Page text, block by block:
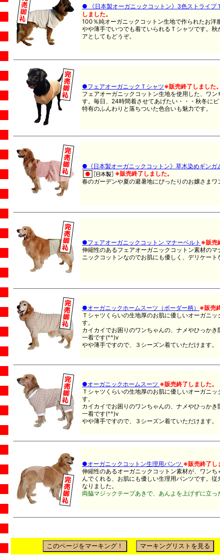
● 《日本製オーガニックコットン》3色ストライプ
しました。
100％純オーガニックコットン生地で作られたお洋
やや薄手でいつでも着ていられるＴシャツです。
アとしてもどうぞ。
●フェアオーガニックＴシャツ※販売終了しました
フェアオーガニックコットン生地を使用した、ワ
す。毎日、24時間着させてあげたい・・・秋冬に
特有のふんわりと落ちついた色合いも魅力です。
●《日本製オーガニックコットン》草木染めギンガ
※販売終了しました。
春のガーデンや夏の避暑地にぴったりのお嬢さまワ
●フェアオーガニックコットン マナーベルト ※販売
伸縮性のあるフェアオーガニックコットン素材の
ニックコットンなのでお肌にも優しく、デリケー
●オーガニックホームスーツ（ボーダー柄） ※販売
Ｔシャツくらいの生地厚のお肌に優しいオーガニ
す。
カイカイでお困りのワンちゃんの、ナメやひっか
一着です(^^)v
やや薄手ですので、３シーズン着ていただけます。
●オーガニックホームスーツ ※販売終了しました。
Ｔシャツくらいの生地厚のお肌に優しいオーガニ
す。
カイカイでお困りのワンちゃんの、ナメやひっか
一着です(^^)v
やや薄手ですので、３シーズン着ていただけます。
●オーガニックコットン生理用パンツ ※販売終了し
伸縮性のあるオーガニックコットン素材が、ワン
んでくれる、お肌にも優しい生理用パンツです。
なりました。
両脇マジックテープあきで、あんよを上げずに立